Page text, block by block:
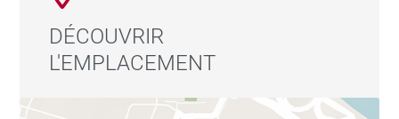
DÉCOUVRIR
L'EMPLACEMENT